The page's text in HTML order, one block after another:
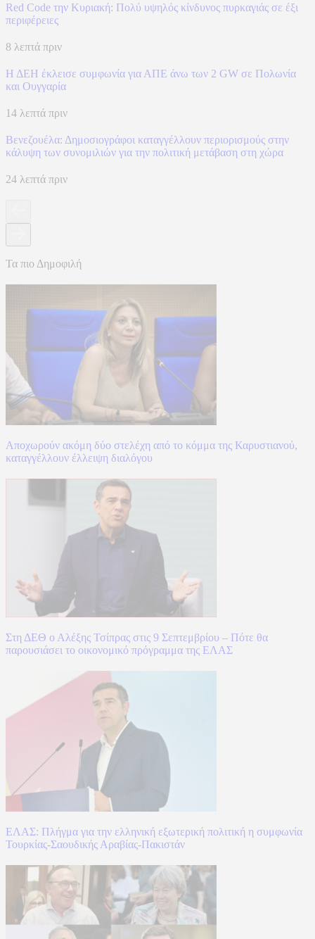
Red Code την Κυριακή: Πολύ υψηλός κίνδυνος πυρκαγιάς σε έξι
περιφέρειες
8 λεπτά πριν
Η ΔΕΗ έκλεισε συμφωνία για ΑΠΕ άνω των 2 GW σε Πολωνία
και Ουγγαρία
14 λεπτά πριν
Βενεζουέλα: Δημοσιογράφοι καταγγέλλουν περιορισμούς στην
κάλυψη των συνομιλιών για την πολιτική μετάβαση στη χώρα
24 λεπτά πριν
Τα πιο Δημοφιλή
Αποχωρούν ακόμη δύο στελέχη από το κόμμα της Καρυστιανού,
καταγγέλλουν έλλειψη διαλόγου
Στη ΔΕΘ ο Αλέξης Τσίπρας στις 9 Σεπτεμβρίου – Πότε θα
παρουσιάσει το οικονομικό πρόγραμμα της ΕΛΑΣ
ΕΛΑΣ: Πλήγμα για την ελληνική εξωτερική πολιτική η συμφωνία
Τουρκίας-Σαουδικής Αραβίας-Πακιστάν